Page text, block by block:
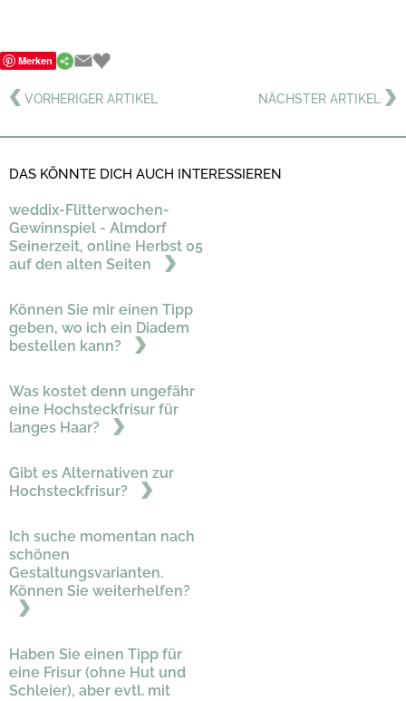
Merken
VORHERIGER ARTIKEL NÄCHSTER ARTIKEL
DAS KÖNNTE DICH AUCH INTERESSIEREN
weddix-Flitterwochen-
Gewinnspiel - Almdorf
Seinerzeit, online Herbst 05
auf den alten Seiten
Können Sie mir einen Tipp
geben, wo ich ein Diadem
bestellen kann?
Was kostet denn ungefähr
eine Hochsteckfrisur für
langes Haar?
Gibt es Alternativen zur
Hochsteckfrisur?
Ich suche momentan nach
schönen
Gestaltungsvarianten.
Können Sie weiterhelfen?
Haben Sie einen Tipp für
eine Frisur (ohne Hut und
Schleier), aber evtl. mit